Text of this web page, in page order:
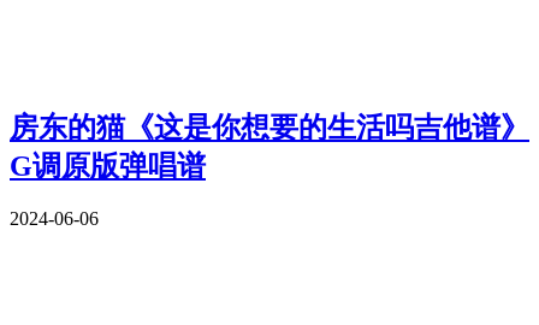
房东的猫《这是你想要的生活吗吉他谱》
G调原版弹唱谱
2024-06-06